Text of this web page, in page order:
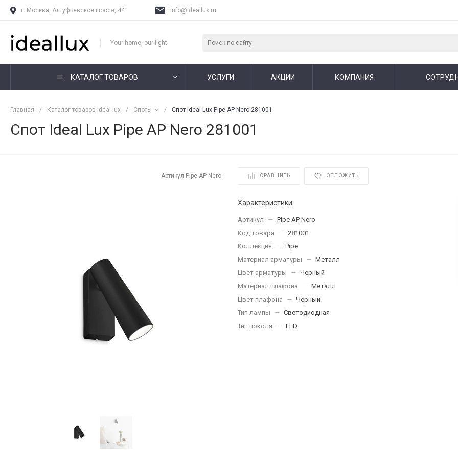
г. Москва, Алтуфьевское шоссе, 44 info@ideallux.ru
Your home, our light
КАТАЛОГ ТОВАРОВ УСЛУГИ АКЦИИ КОМПАНИЯ
Главная / Каталог товаров Ideal lux / Споты / Спот Ideal Lux Pipe AP Nero 281001
Спот Ideal Lux Pipe AP Nero 281001
Артикул Pipe AP Nero СРАВНИТЬ ОТЛОЖИТЬ
Характеристики
Артикул — Pipe AP Nero
Код товара
— 281001
Коллекция
— Pipe
Материал арматуры
— Металл
Цвет арматуры
— Черный
Материал плафона
— Металл
Цвет плафона
— Черный
Тип лампы
— Светодиодная
Тип цоколя
— LED